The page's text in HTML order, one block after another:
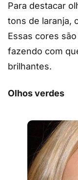
Para destacar
tons de laranja,
Essas cores
fazendo com
brilhantes.
Olhos verdes